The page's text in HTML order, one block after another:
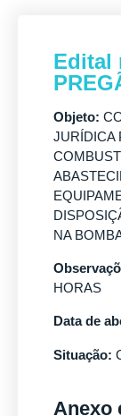
Edital
Objeto:
JURÍDICA
NA
HORAS
Data de
Situação:
Anexo